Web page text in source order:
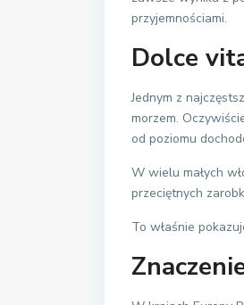
przyjemnościami.
Dolce
Jednym z
morzem.
od poziomu
W wielu małych
przeciętnych
To właśnie